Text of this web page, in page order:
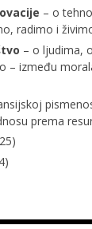
– o
radimo i
– o ljudima,
– između
prema